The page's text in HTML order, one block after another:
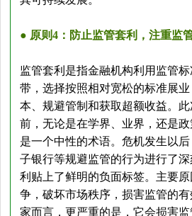
● 原则4：防止监管套利，注重监
监管套利是指金融机构利用监管
带，选择按照相对宽松的标准展
本、规避管制和获取超额收益。
前，无论是在学界、业界，还是
是一个中性的术语。 危机发生以
子银行等规避监管的行为进行了
利贴上了鲜明的负面标签。主要
争，破坏市场秩序，损害监管的
家而言，更严重的是，它会损害监